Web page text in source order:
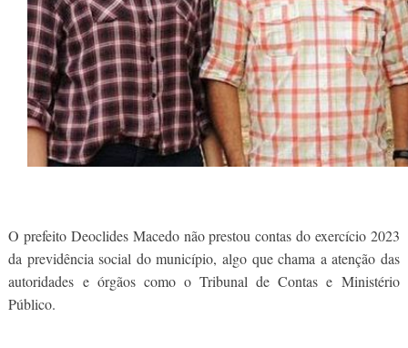
O prefeito Deoclides Macedo não prestou contas do exercício 2023
da previdência social do município, algo que chama a atenção das
autoridades e órgãos como o Tribunal de Contas e Ministério
Público.